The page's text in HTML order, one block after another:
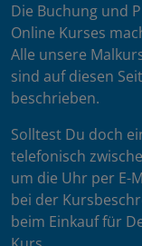
Die Buchung und
Online Kurses
Alle unsere
sind auf diesen
beschrieben.
Solltest Du doch
telefonisch
um die Uhr per E-
bei der
beim Einkauf für